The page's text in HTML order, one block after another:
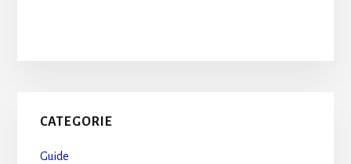
Primary
Sidebar
CATEGORIE
Guide